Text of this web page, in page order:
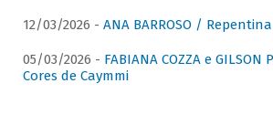
12/03/2026 - ANA BARROSO / Repentina
05/03/2026 - FABIANA COZZA e GILSON
Cores de Caymmi